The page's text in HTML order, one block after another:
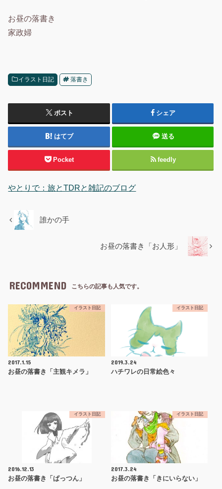
お昼の落書き
家政婦
イラスト日記 落書き
ポスト シェア
はてブ 送る
Pocket feedly
やとりで：旅とTDRと雑記のブログ
誰かの手
お昼の落書き「お人形」
RECOMMEND こちらの記事も人気です。
イラスト日記
2017.1.15
お昼の落書き「主観キメラ」
イラスト日記
2019.3.24
ハチワレの日常絵色々
イラスト日記
2016.12.13
お昼の落書き「ぱっつん」
イラスト日記
2017.3.24
お昼の落書き「きにいらない」